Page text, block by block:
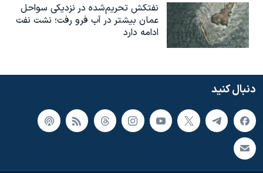
نفتکش تحریم‌شده در نزدیکی سواحل
عمان بیشتر در آب فرو رفت؛ نشت نفت
ادامه دارد
دنبال کنید